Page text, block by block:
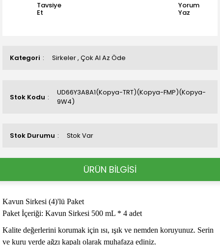
Kategori Sirkeler, Çok Al Az Öde
Stok Kodu
UD66Y3A8A1(Kopya-TRT)(Kopya-FMP)(Kopya-
9W4)
Stok Durumu Stok Var
Tavsiye
Et
Yorum
Yaz
ÜRÜN BİLGİSİ
Kavun Sirkesi (4)'lü Paket
Paket İçeriği: Kavun Sirkesi 500 mL * 4 adet
Kalite değerlerini korumak için ısı, ışık ve nemden koruyunuz. Serin
ve kuru yerde ağzı kapalı olarak muhafaza ediniz.